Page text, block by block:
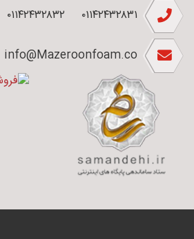
۰۱۱۴۲۴۳۲۸۳۱ ۰۱۱۴۲۴۳۲۸۳۲
info@Mazeroonfoam.co